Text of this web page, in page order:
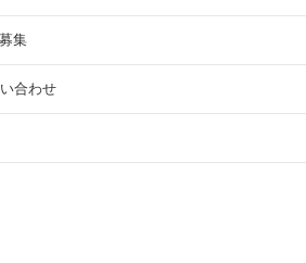
集
合わせ